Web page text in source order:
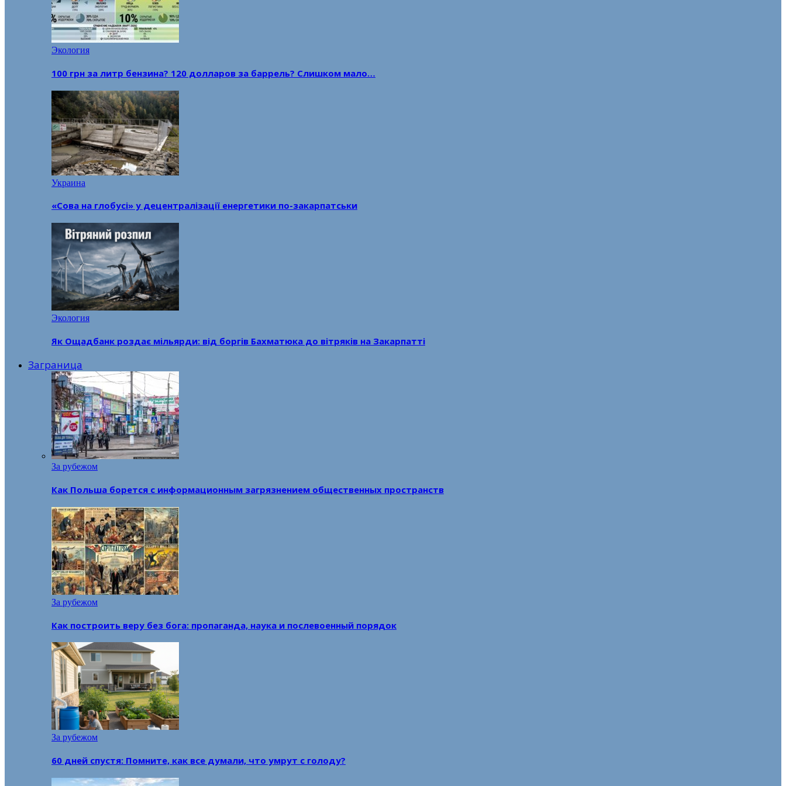
Экология
100 грн за литр бензина? 120 долларов за баррель? Слишком мало…
Украина
«Сова на глобусі» у децентралізації енергетики по-закарпатськи
Экология
Як Ощадбанк роздає мільярди: від боргів Бахматюка до вітряків на Закарпатті
Заграница
За рубежом
Как Польша борется с информационным загрязнением общественных пространств
За рубежом
Как построить веру без бога: пропаганда, наука и послевоенный порядок
За рубежом
60 дней спустя: Помните, как все думали, что умрут с голоду?